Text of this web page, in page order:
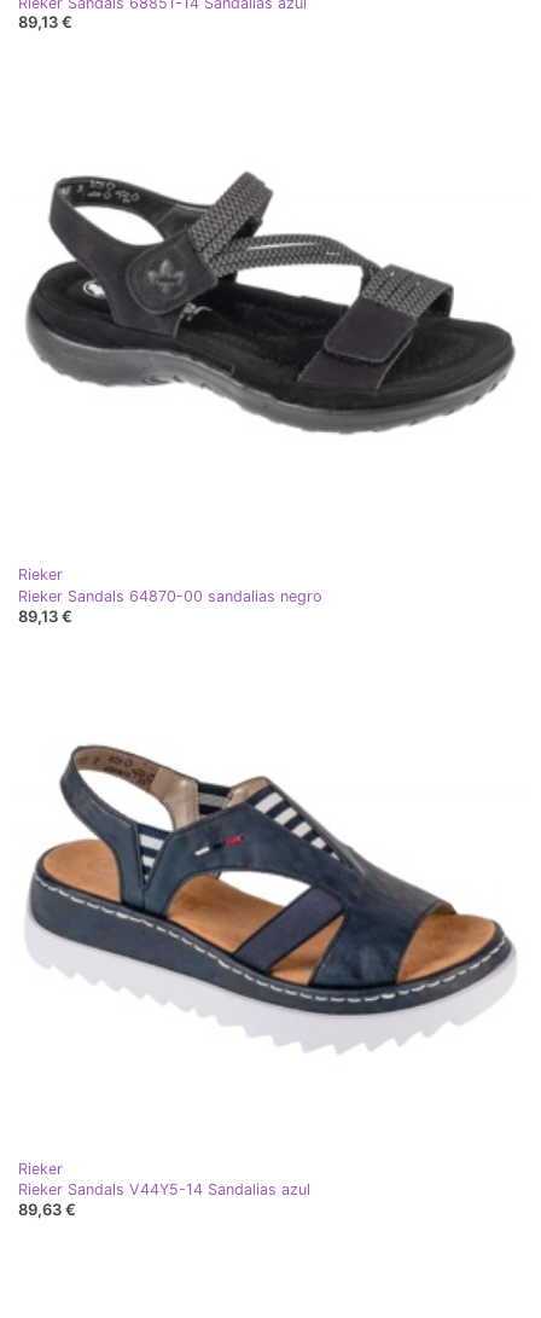
89,13 €
Rieker
Rieker Sandals 64870-00 sandalias negro
89,13 €
Rieker
Rieker Sandals V44Y5-14 Sandalias azul
89,63 €